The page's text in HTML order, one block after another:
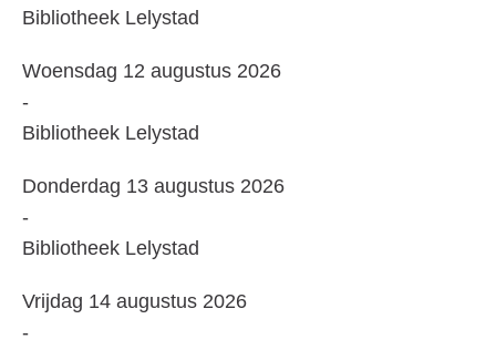
wanneer:
Bibliotheek Lelystad
Waar
en
wanneer:
Woensdag 12 augustus 2026
-
Bibliotheek Lelystad
Waar
en
wanneer:
Donderdag 13 augustus 2026
-
Bibliotheek Lelystad
Waar
en
Vrijdag 14 augustus 2026
-